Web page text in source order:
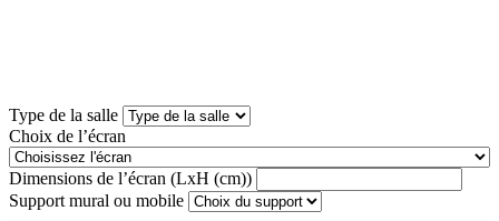
Type de la salle
Choix de l’écran
Dimensions de l’écran (LxH (cm))
Support mural ou mobile